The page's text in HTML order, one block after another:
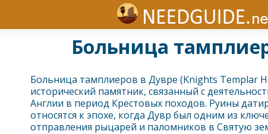
Больница
Больница тамплиеров в Дувре (Knights Templar
исторический памятник, связанный с
Англии в период Крестовых походов. Руины
относятся к эпохе, когда Дувр был одним из
отправления рыцарей и паломников в Святую